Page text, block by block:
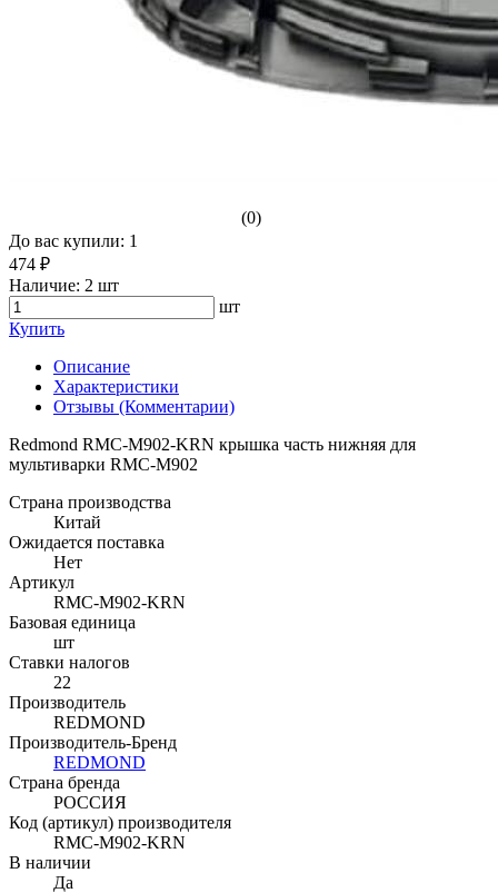
(0)
До вас купили: 1
474 ₽
Наличие: 2 шт
шт
Купить
Описание
Характеристики
Отзывы (Комментарии)
Redmond RMC-M902-KRN крышка часть нижняя для
мультиварки RMC-M902
Страна производства
Китай
Ожидается поставка
Нет
Артикул
RMC-M902-KRN
Базовая единица
шт
Ставки налогов
22
Производитель
REDMOND
Производитель-Бренд
REDMOND
Страна бренда
РОССИЯ
Код (артикул) производителя
RMC-M902-KRN
В наличии
Да